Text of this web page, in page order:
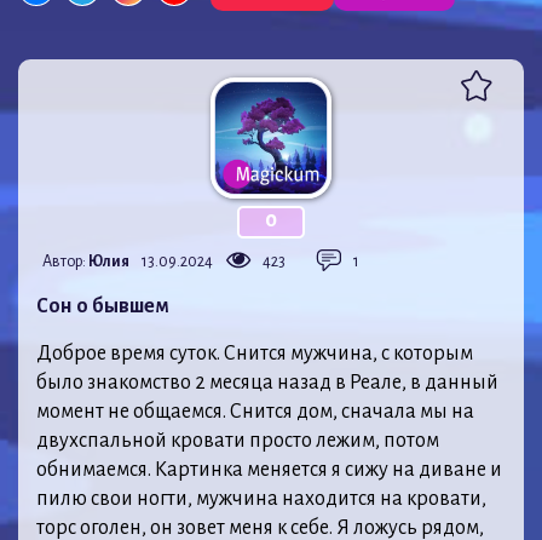
0
Автор: Юлия 13.09.2024 423 1
Сон о бывшем
Доброе время суток. Снится мужчина, с которым
было знакомство 2 месяца назад в Реале, в данный
момент не общаемся. Снится дом, сначала мы на
двухспальной кровати просто лежим, потом
обнимаемся. Картинка меняется я сижу на диване и
пилю свои ногти, мужчина находится на кровати,
торс оголен, он зовет меня к себе. Я ложусь рядом,